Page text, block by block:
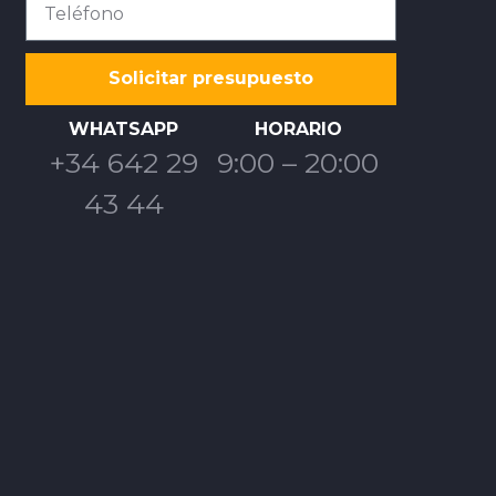
Solicitar presupuesto
WHATSAPP
+34 642 29
43 44
HORARIO
9:00 – 20:00